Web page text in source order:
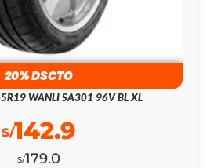
20% DSCTO
WANLI SA301 96V BL XL
S/179.0
S/142.9